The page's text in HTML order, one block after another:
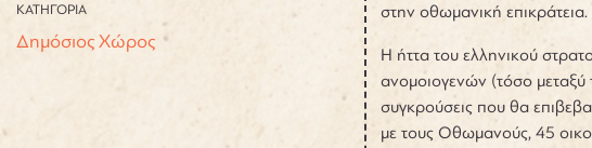
ΚΑΤΗΓΟΡΙΑ
Δημόσιος Χώρος
στην οθωμανική επικράτεια.
Η ήττα του ελληνικού
ανομοιογενών (τόσο μεταξύ
συγκρούσεις που θα
με τους Οθωμανούς, 45